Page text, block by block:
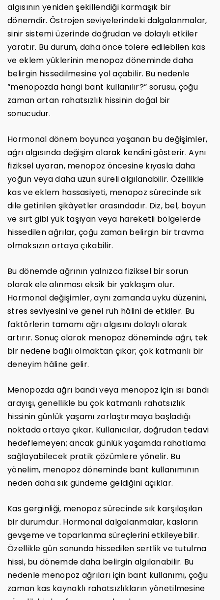
algısının yeniden şekillendiği karmaşık bir
dönemdir. Östrojen seviyelerindeki dalgalanmalar,
sinir sistemi üzerinde doğrudan ve dolaylı etkiler
yaratır. Bu durum, daha önce tolere edilebilen kas
ve eklem yüklerinin menopoz döneminde daha
belirgin hissedilmesine yol açabilir. Bu nedenle
“menopozda hangi bant kullanılır?” sorusu, çoğu
zaman artan rahatsızlık hissinin doğal bir
sonucudur.
Hormonal dönem boyunca yaşanan bu değişimler,
ağrı algısında değişim olarak kendini gösterir. Aynı
fiziksel uyaran, menopoz öncesine kıyasla daha
yoğun veya daha uzun süreli algılanabilir. Özellikle
kas ve eklem hassasiyeti, menopoz sürecinde sık
dile getirilen şikâyetler arasındadır. Diz, bel, boyun
ve sırt gibi yük taşıyan veya hareketli bölgelerde
hissedilen ağrılar, çoğu zaman belirgin bir travma
olmaksızın ortaya çıkabilir.
Bu dönemde ağrının yalnızca fiziksel bir sorun
olarak ele alınması eksik bir yaklaşım olur.
Hormonal değişimler, aynı zamanda uyku düzenini,
stres seviyesini ve genel ruh hâlini de etkiler. Bu
faktörlerin tamamı ağrı algısını dolaylı olarak
artırır. Sonuç olarak menopoz döneminde ağrı, tek
bir nedene bağlı olmaktan çıkar; çok katmanlı bir
deneyim hâline gelir.
Menopozda ağrı bandı veya menopoz için ısı bandı
arayışı, genellikle bu çok katmanlı rahatsızlık
hissinin günlük yaşamı zorlaştırmaya başladığı
noktada ortaya çıkar. Kullanıcılar, doğrudan tedavi
hedeflemeyen; ancak günlük yaşamda rahatlama
sağlayabilecek pratik çözümlere yönelir. Bu
yönelim, menopoz döneminde bant kullanımının
neden daha sık gündeme geldiğini açıklar.
Kas gerginliği, menopoz sürecinde sık karşılaşılan
bir durumdur. Hormonal dalgalanmalar, kasların
gevşeme ve toparlanma süreçlerini etkileyebilir.
Özellikle gün sonunda hissedilen sertlik ve tutulma
hissi, bu dönemde daha belirgin algılanabilir. Bu
nedenle menopoz ağrıları için bant kullanımı, çoğu
zaman kas kaynaklı rahatsızlıkların yönetilmesine